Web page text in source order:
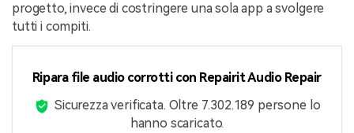
progetto, invece di costringere una sola app a svolgere
tutti i compiti.
Ripara file audio corrotti con Repairit Audio Repair
Sicurezza verificata. Oltre 7.302.189 persone lo
hanno scaricato.